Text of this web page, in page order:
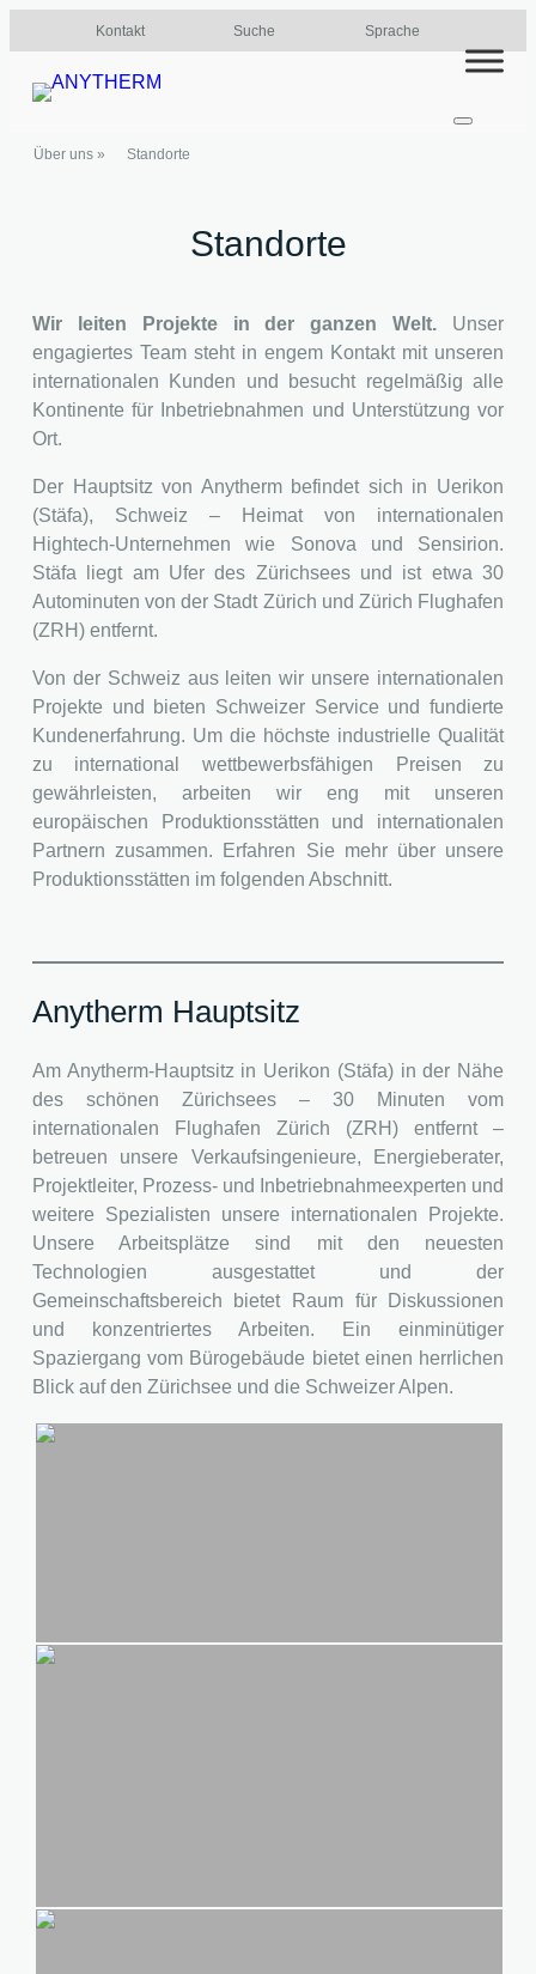
Inhalt
springen
Kontakt Suche Sprache
Über uns» Standorte
Standorte
Wir leiten Projekte in der ganzen Welt. Unser
engagiertes Team steht in engem Kontakt mit unseren
internationalen Kunden und besucht regelmäßig alle
Kontinente für Inbetriebnahmen und Unterstützung vor
Ort.
Der Hauptsitz von Anytherm befindet sich in Uerikon
(Stäfa), Schweiz – Heimat von internationalen
Hightech-Unternehmen wie Sonova und Sensirion.
Stäfa liegt am Ufer des Zürichsees und ist etwa 30
Autominuten von der Stadt Zürich und Zürich Flughafen
(ZRH) entfernt.
Von der Schweiz aus leiten wir unsere internationalen
Projekte und bieten Schweizer Service und fundierte
Kundenerfahrung. Um die höchste industrielle Qualität
zu international wettbewerbsfähigen Preisen zu
gewährleisten, arbeiten wir eng mit unseren
europäischen Produktionsstätten und internationalen
Partnern zusammen. Erfahren Sie mehr über unsere
Produktionsstätten im folgenden Abschnitt.
Anytherm Hauptsitz
Am Anytherm-Hauptsitz in Uerikon (Stäfa) in der Nähe
des schönen Zürichsees – 30 Minuten vom
internationalen Flughafen Zürich (ZRH) entfernt –
betreuen unsere Verkaufsingenieure, Energieberater,
Projektleiter, Prozess- und Inbetriebnahmeexperten und
weitere Spezialisten unsere internationalen Projekte.
Unsere Arbeitsplätze sind mit den neuesten
Technologien ausgestattet und der
Gemeinschaftsbereich bietet Raum für Diskussionen
und konzentriertes Arbeiten. Ein einminütiger
Spaziergang vom Bürogebäude bietet einen herrlichen
Blick auf den Zürichsee und die Schweizer Alpen.